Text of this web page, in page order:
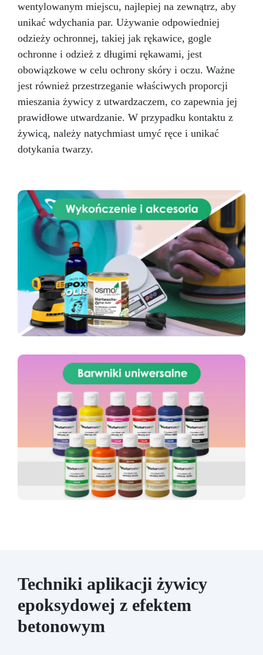
wentylowanym miejscu, najlepiej na zewnątrz, aby
unikać wdychania par. Używanie odpowiedniej
odzieży ochronnej, takiej jak rękawice, gogle
ochronne i odzież z długimi rękawami, jest
obowiązkowe w celu ochrony skóry i oczu. Ważne
jest również przestrzeganie właściwych proporcji
mieszania żywicy z utwardzaczem, co zapewnia jej
prawidłowe utwardzanie. W przypadku kontaktu z
żywicą, należy natychmiast umyć ręce i unikać
dotykania twarzy.
Techniki aplikacji żywicy
epoksydowej z efektem
betonowym